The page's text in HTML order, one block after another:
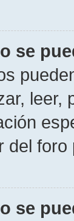
se
leer,
del
se